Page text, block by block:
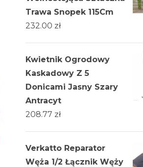
Trawa Snopek 115Cm
232.00 zł
Kwietnik Ogrodowy
Kaskadowy Z 5
Donicami Jasny Szary
Antracyt
208.77 zł
Verkatto Reparator
Węża 1/2 Łącznik Węży